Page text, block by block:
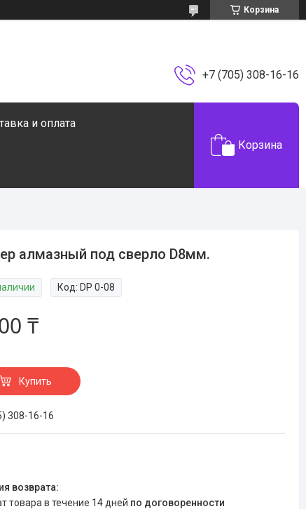
Корзина
+7 (705) 308-16-16
и оплата
Корзина
алмазный под сверло D8мм.
Код: DP 0-08
₸
Купить
308-16-16
товара в течение 14 дней по договоренности